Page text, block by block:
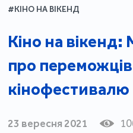
#КІНО НА ВІКЕНД
Кіно на
про
кінофестивалю
23 вересня 2021